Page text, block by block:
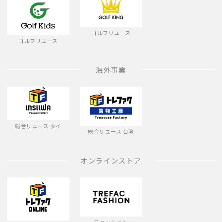
ゴルフリユース
ゴルフリユース
海外事業
総合リユース タイ
総合リユース 台湾
オンラインストア